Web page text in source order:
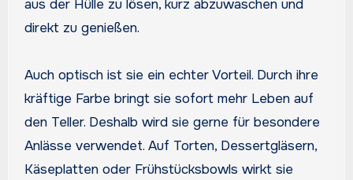
aus der Hülle zu lösen, kurz abzuwaschen und
direkt zu genießen.
Auch optisch ist sie ein echter Vorteil. Durch ihre
kräftige Farbe bringt sie sofort mehr Leben auf
den Teller. Deshalb wird sie gerne für besondere
Anlässe verwendet. Auf Torten, Dessertgläsern,
Käseplatten oder Frühstücksbowls wirkt sie